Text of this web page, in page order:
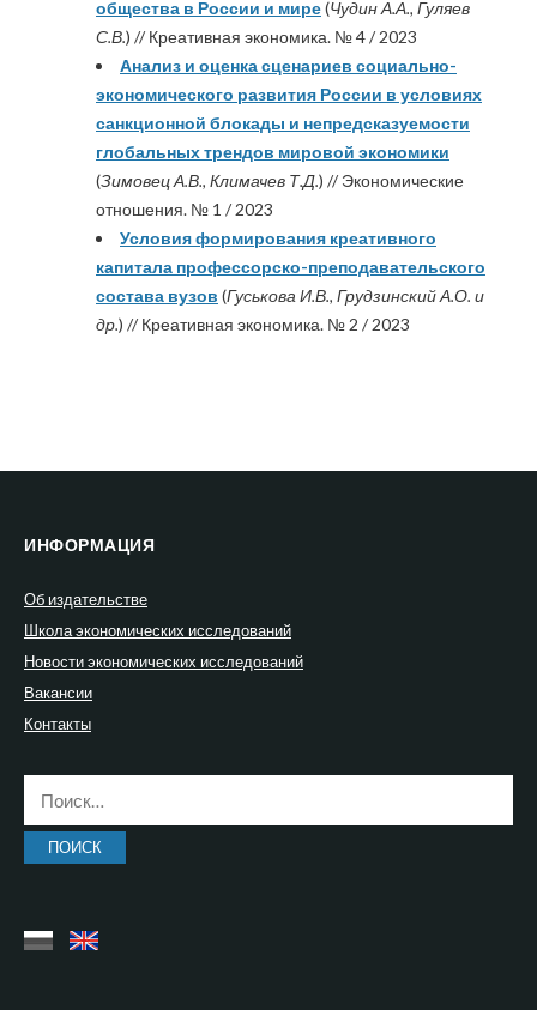
общества в России и мире(Чудин А.А., Гуляев
С.В.) // Креативная экономика. № 4 / 2023
Анализ и оценка сценариев социально-
экономического развития России в условиях
санкционной блокады и непредсказуемости
глобальных трендов мировой экономики
(Зимовец А.В., Климачев Т.Д.) // Экономические
отношения. № 1 / 2023
Условия формирования креативного
капитала профессорско-преподавательского
состава вузов (Гуськова И.В., Грудзинский А.О. и
др.) // Креативная экономика. № 2 / 2023
ИНФОРМАЦИЯ
Об издательстве
Школа экономических исследований
Новости экономических исследований
Вакансии
Контакты